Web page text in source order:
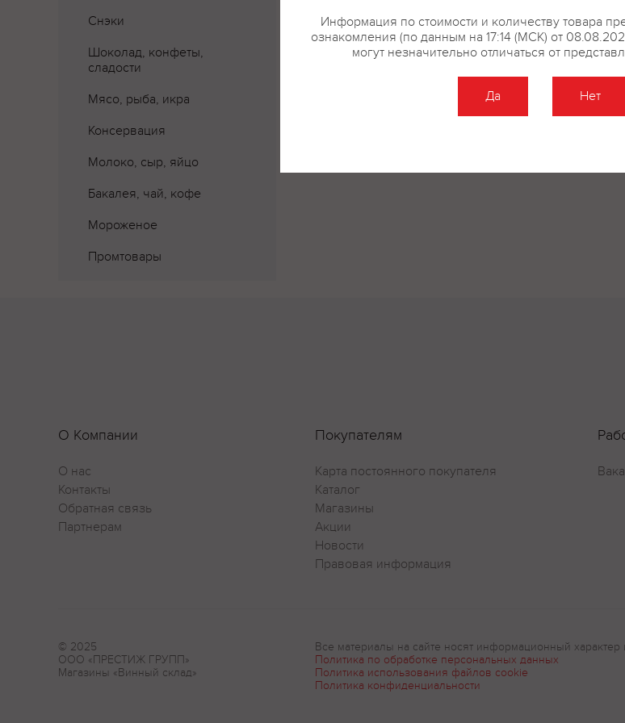
Снэки
Шоколад, конфеты,
сладости
Мясо, рыба, икра
Консервация
Молоко, сыр, яйцо
Бакалея, чай, кофе
Мороженое
Промтовары
Где купить? Описание Отзывы
Оставить отзыв
О Компании
О нас
Контакты
Обратная связь
Партнерам
Покупателям
Карта постоянного покупателя
Каталог
Магазины
Акции
Новости
Правовая информация
© 2025
ООО «ПРЕСТИЖ ГРУПП»
Магазины «Винный склад»
Все материалы на сайте носят информационный
Политика по обработке персональных данных
Политика использования файлов cookie
Политика конфиденциальности
Информация по стоимости и количеству товара
ознакомления (по данным на 17:14 (МСК) от
могут незначительно отличаться от
Да Нет